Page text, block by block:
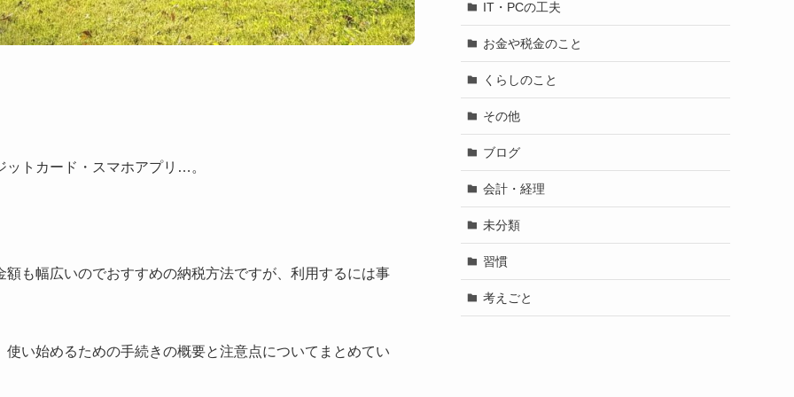
トカード・スマホアプリ…。
も幅広いのでおすすめの納税方法ですが、利用するには事
い始めるための手続きの概要と注意点についてまとめてい
IT・PCの工夫
お金や税金のこと
くらしのこと
その他
ブログ
会計・経理
未分類
習慣
考えごと